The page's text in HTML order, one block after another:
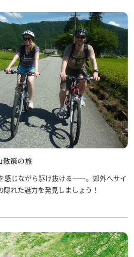
散策の旅
感じながら駆け抜ける――。郊外へサイ
れた魅力を発見しましょう！